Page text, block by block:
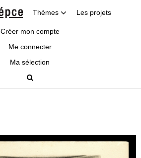
Thèmes Les projets
Créer mon compte
Me connecter
Ma sélection